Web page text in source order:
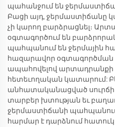
պահանջում են
Բացի այդ, ջերմաստիճանը
չի կարող բարձրացնել։
օգտագործում են բարձրորակ
պահպանում են ջերմային
հազարավոր օգտագործման
ապահովելով արտադրանքի
հետեւողական կատարում:
անհատականացված սուրճի
տարբեր խտության եւ
ջերմաստիճանի
հարմար է դարձնում հատուկ